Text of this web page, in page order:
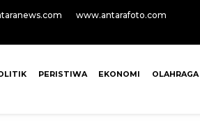
www.antarafoto.com
PERISTIWA EKONOMI OLAHRAGA